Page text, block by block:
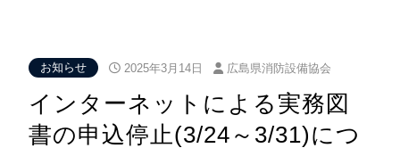
お知らせ 2025年3月14日 広島県消防設備協会
インターネットによる実務図
書の申込停止(3/24～3/31)につ